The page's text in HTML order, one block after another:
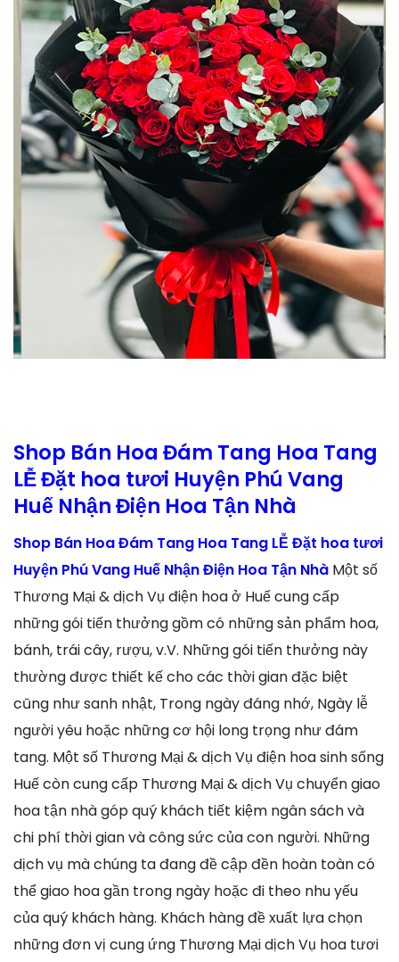
Shop Bán Hoa Đám Tang Hoa Tang
LỄ Đặt hoa tươi Huyện Phú Vang
Huế Nhận Điện Hoa Tận Nhà
Shop Bán Hoa Đám Tang Hoa Tang LỄ Đặt hoa tươi
Huyện Phú Vang Huế Nhận Điện Hoa Tận Nhà Một số
Thương Mại & dịch Vụ điện hoa ở Huế cung cấp
những gói tiến thưởng gồm có những sản phẩm hoa,
bánh, trái cây, rượu, v.V. Những gói tiến thưởng này
thường được thiết kế cho các thời gian đặc biệt
cũng như sanh nhật, Trong ngày đáng nhớ, Ngày lễ
người yêu hoặc những cơ hội long trọng như đám
tang. Một số Thương Mại & dịch Vụ điện hoa sinh sống
Huế còn cung cấp Thương Mại & dịch Vụ chuyển giao
hoa tận nhà góp quý khách tiết kiệm ngân sách và
chi phí thời gian và công sức của con người. Những
dịch vụ mà chúng ta đang đề cập đền hoàn toàn có
thể giao hoa gần trong ngày hoặc đi theo nhu yếu
của quý khách hàng. Khách hàng đề xuất lựa chọn
những đơn vị cung ứng Thương Mại dịch Vụ hoa tươi